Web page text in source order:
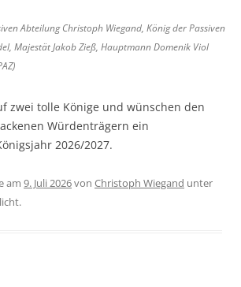
Abteilung Christoph Wiegand, König der Passiven
Majestät Jakob Zieß, Hauptmann Domenik Viol
zwei tolle Könige und wünschen den
Würdenträgern ein
2026/2027.
am 9. Juli 2026von Christoph Wiegand unter